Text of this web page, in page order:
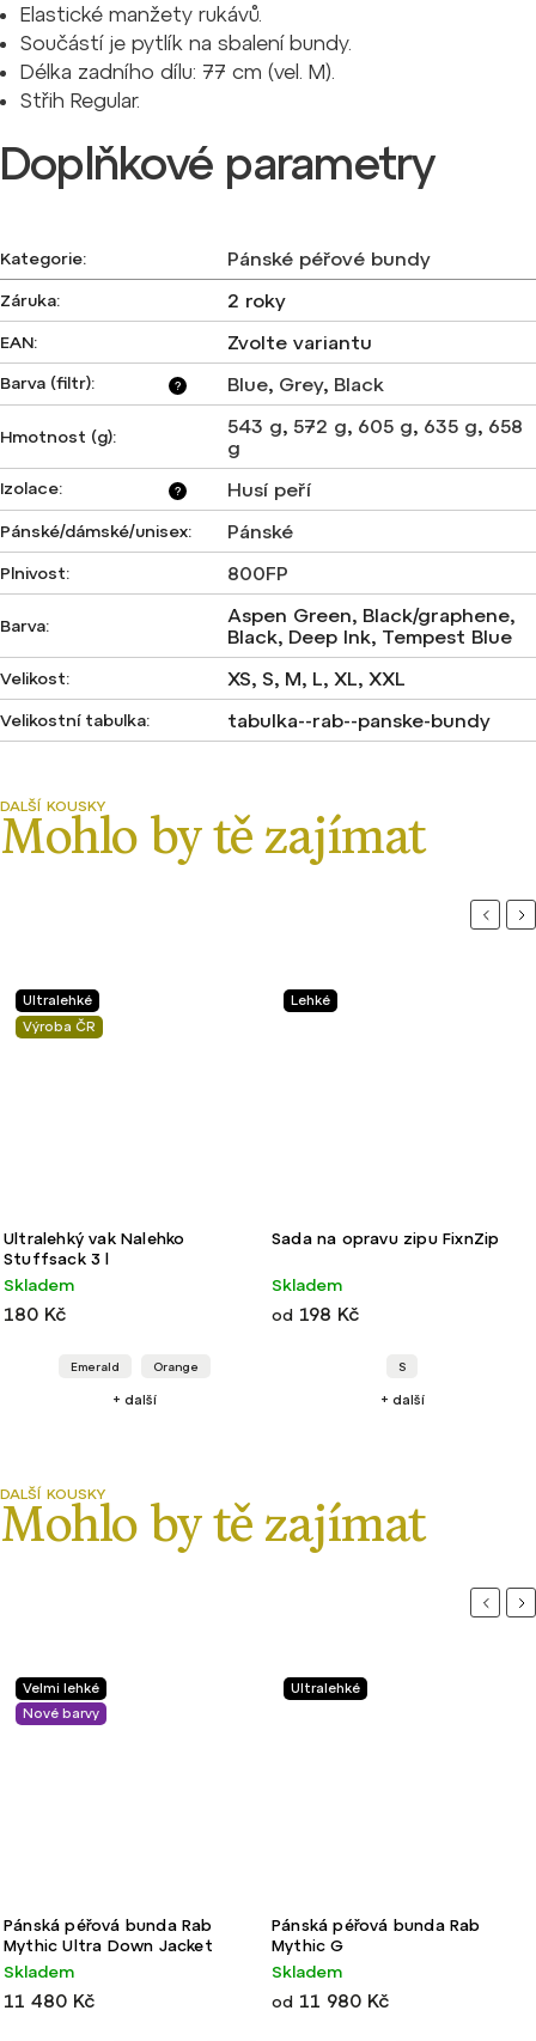
Elastické manžety rukávů.
Součástí je pytlík na sbalení bundy.
Délka zadního dílu: 77 cm (vel. M).
Střih Regular.
Doplňkové parametry
Kategorie: Pánské péřové bundy
Záruka: 2 roky
EAN: Zvolte variantu
?
Barva (filtr): Blue, Grey, Black
Hmotnost (g): 543 g, 572 g, 605 g, 635 g, 658
g
?
Izolace: Husí peří
Pánské/dámské/unisex: Pánské
Plnivost: 800FP
Barva:
Aspen Green, Black/graphene,
Black, Deep Ink, Tempest Blue
Velikost: XS, S, M, L, XL, XXL
Velikostní tabulka: tabulka--rab--panske-bundy
Ultralehké
Výroba ČR
Ultralehký vak Nalehko
Stuffsack 3 l
Skladem
180 Kč
Emerald Orange
+ další
Lehké
Sada na opravu zipu FixnZip
Skladem
od 198 Kč
S
+ další
Velmi lehké
Nové barvy
Pánská péřová bunda Rab
Mythic Ultra Down Jacket
Skladem
11 480 Kč
Ultralehké
Pánská péřová bunda Rab
Mythic G
Skladem
od 11 980 Kč